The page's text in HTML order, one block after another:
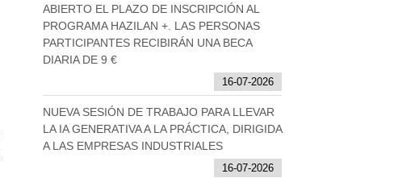
ABIERTO EL PLAZO DE INSCRIPCIÓN AL
PROGRAMA HAZILAN +. LAS PERSONAS
PARTICIPANTES RECIBIRÁN UNA BECA
DIARIA DE 9 €
16-07-2026
NUEVA SESIÓN DE TRABAJO PARA LLEVAR
LA IA GENERATIVA A LA PRÁCTICA, DIRIGIDA
A LAS EMPRESAS INDUSTRIALES
16-07-2026